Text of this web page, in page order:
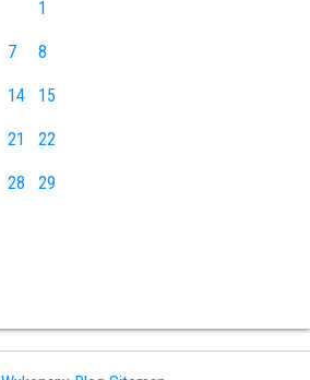
1
7 8
14 15
21 22
28 29